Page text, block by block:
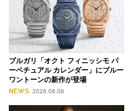
ブルガリ「オクト フィニッシモ パ
ーペチュアル カレンダー」にブルー
ワントーンの新作が登場
NEWS 2026.08.08